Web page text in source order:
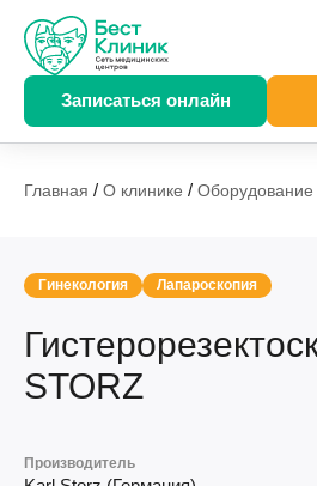
Записаться онлайн
Главная / О клинике / Оборудование
Гинекология Лапароскопия
STORZ
Производитель